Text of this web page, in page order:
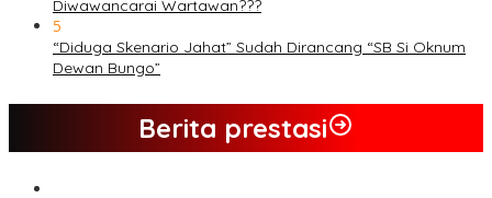
Diwawancarai Wartawan???
5
“Diduga Skenario Jahat” Sudah Dirancang “SB Si Oknum
Dewan Bungo”
Berita prestasi